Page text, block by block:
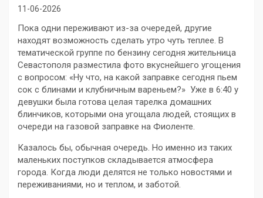
11-06-2026
Пока одни переживают из-за очередей, другие
находят возможность сделать утро чуть теплее. В
тематической группе по бензину сегодня жительница
Севастополя разместила фото вкуснейшего угощения
с вопросом: «Ну что, на какой заправке сегодня пьем
сок с блинами и клубничным вареньем?» Уже в 6:40 у
девушки была готова целая тарелка домашних
блинчиков, которыми она угощала людей, стоящих в
очереди на газовой заправке на Фиоленте.
Казалось бы, обычная очередь. Но именно из таких
маленьких поступков складывается атмосфера
города. Когда люди делятся не только новостями и
переживаниями, но и теплом, и заботой.